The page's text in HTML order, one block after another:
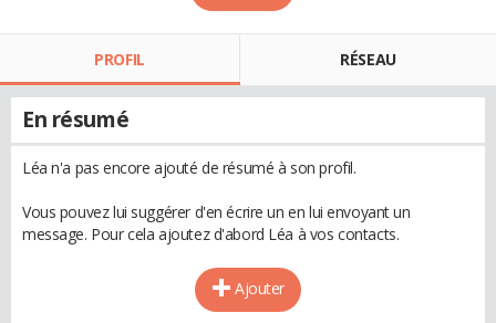
PROFIL RÉSEAU
En résumé
Léa n'a pas encore ajouté de résumé à son profil.
Vous pouvez lui suggérer d'en écrire un en lui envoyant un
message. Pour cela ajoutez d'abord Léa à vos contacts.
Ajouter